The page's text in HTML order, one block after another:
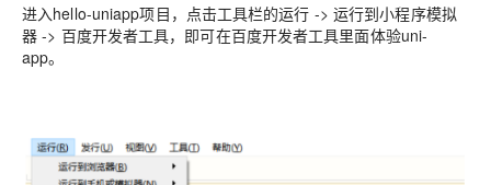
进入hello-uniapp项目，点击工具栏的运行 -> 运行到小程序模拟
器 -> 百度开发者工具，即可在百度开发者工具里面体验uni-
app。